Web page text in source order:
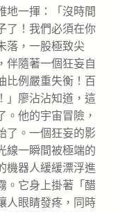
地一揮：「沒時間
了！我們必須在你
落，一股極致尖
伴隨著一個狂妄自
比例嚴重失衡！百
」廖沾沾知道，這
。他的宇宙冒險，
了。一個狂妄的影
線一瞬間被極端的
機器人緩緩漂浮進
。它身上掛著「醋
人眼睛發疼，同時